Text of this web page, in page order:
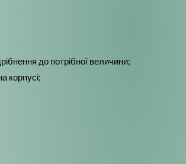
до потрібної величини;
корпусі;